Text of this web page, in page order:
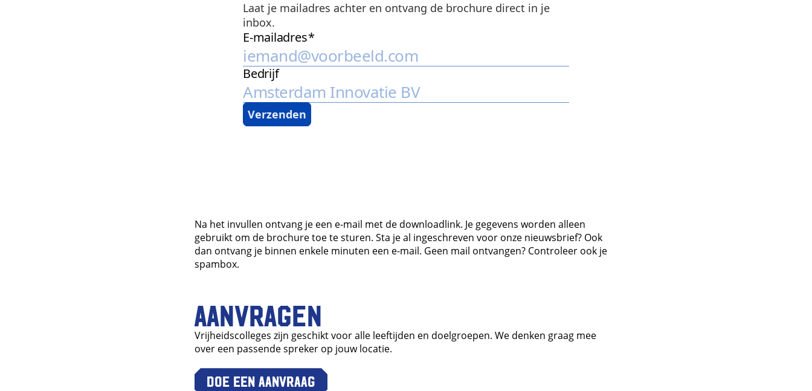
Na het invullen ontvang je een e-mail met de downloadlink. Je gegevens worden alleen
gebruikt om de brochure toe te sturen. Sta je al ingeschreven voor onze nieuwsbrief? Ook
dan ontvang je binnen enkele minuten een e-mail. Geen mail ontvangen? Controleer ook je
spambox.
Aanvragen
Vrijheidscolleges zijn geschikt voor alle leeftijden en doelgroepen. We denken graag mee
over een passende spreker op jouw locatie.
Doe een aanvraag